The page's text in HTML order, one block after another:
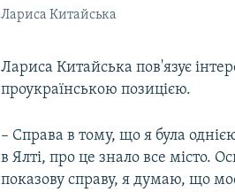
Лариса Китайська
Лариса Китайська пов'язує
проукраїнською позицією.
– Справа в тому, що я була
в Ялті, про це знало все місто.
показову справу, я думаю, що